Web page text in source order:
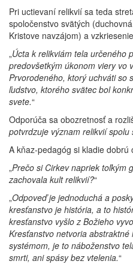
Pri uctievaní relikvií sa teda
spoločenstvo svätých
Kristove navzájom) a
„Úcta k relikviám tela určeného
predovšetkým úkonom viery vo
Prvorodeného, ktorý uchváti so
ľudstvo, ktorého svätec bol
svete.“
Odporúča sa obozretnosť a
potvrdzuje význam relikvií spolu
A kňaz-pedagóg si kladie dobrú
„Prečo si Cirkev napriek toľkým
zachovala kult relikvií?“
„Odpoveď je jednoduchá a
kresťanstvo je história, a to
kresťanstvo vyšlo z Božieho
Kresťanstvo netvoria
systémom, je to náboženstvo
smrti, ani spásy bez vtelenia.“